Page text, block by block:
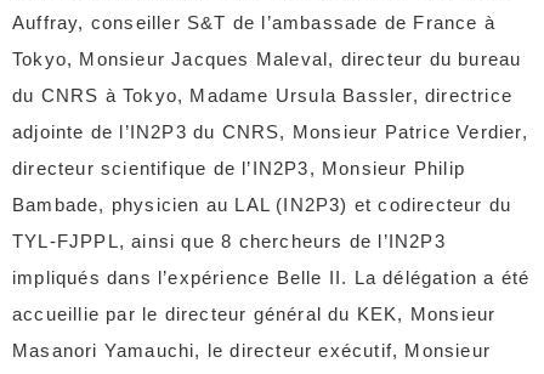
Auffray, conseiller S&T de l’ambassade de France à
Tokyo, Monsieur Jacques Maleval, directeur du bureau
du CNRS à Tokyo, Madame Ursula Bassler, directrice
adjointe de l’IN2P3 du CNRS, Monsieur Patrice Verdier,
directeur scientifique de l’IN2P3, Monsieur Philip
Bambade, physicien au LAL (IN2P3) et codirecteur du
TYL-FJPPL, ainsi que 8 chercheurs de l’IN2P3
impliqués dans l’expérience Belle II. La délégation a été
accueillie par le directeur général du KEK, Monsieur
Masanori Yamauchi, le directeur exécutif, Monsieur